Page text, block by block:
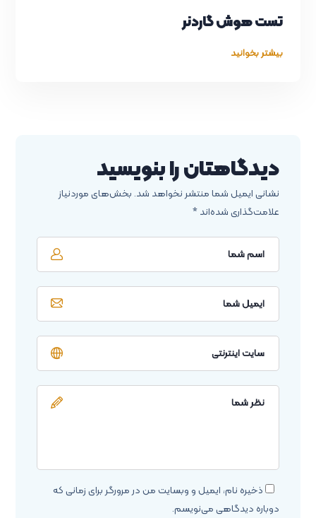
تست هوش گاردنر
بیشتر بخوانید
دیدگاهتان را بنویسید
نشانی ایمیل شما منتشر نخواهد شد. بخش‌های موردنیاز
علامت‌گذاری شده‌اند*
ذخیره نام، ایمیل و وبسایت من در مرورگر برای زمانی که
دوباره دیدگاهی می‌نویسم.